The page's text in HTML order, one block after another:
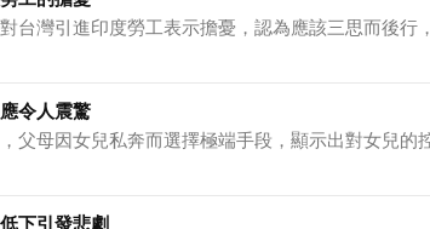
台灣引進印度勞工表示擔憂，認為應該三思而後行
令人震驚
父母因女兒私奔而選擇極端手段，顯示出對女兒的
下引發悲劇